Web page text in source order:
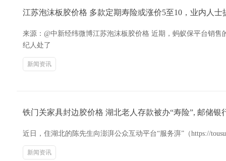
江苏泡沫板胶价格 多款定期寿险或涨价5至10，业内人士
来源：@中新经纬微博江苏泡沫板胶价格 近期，蚂蚁保平台销
纪人处了
新闻资讯
铁门关家具封边胶价格 湖北老人存款被办“寿险”, 邮储银
近日，住湖北的陈先生向澎湃公众互动平台“服务湃”（https://
新闻资讯